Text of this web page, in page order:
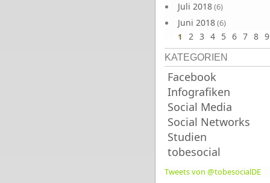
Juli 2018(6)
Juni 2018(6)
1 2 3 4 5 6 7 8 9
KATEGORIEN
Facebook
Infografiken
Social Media
Social Networks
Studien
tobesocial
Tweets von @tobesocialDE